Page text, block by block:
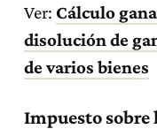
Ver: Cálculo
disolución de
de varios bienes
Impuesto sobre